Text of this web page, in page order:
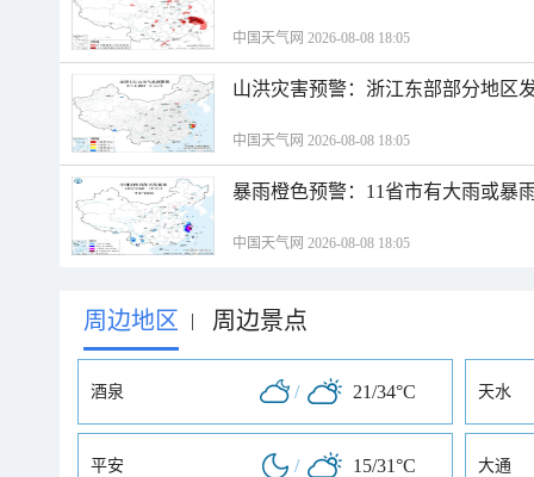
中国天气网 2026-08-08 18:05
山洪灾害预警：浙江东部部分地区
中国天气网 2026-08-08 18:05
暴雨橙色预警：11省市有大雨或暴
中国天气网 2026-08-08 18:05
周边地区 | 周边景点
酒泉 / 21/34°C 天水
平安 / 15/31°C 大通